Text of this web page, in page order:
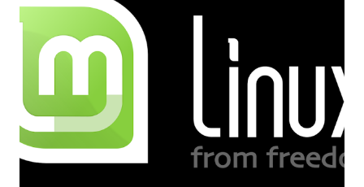
mesmo na versão para Linux, claro, sempre existem outras
opções e o Pidgin, que se mostra como opção.